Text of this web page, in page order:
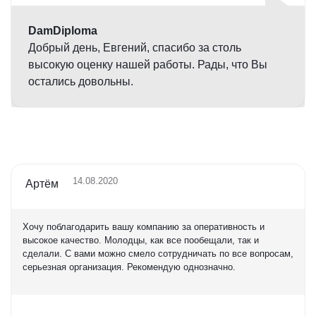
DamDiploma
Добрый день, Евгений, спасибо за столь
высокую оценку нашей работы. Рады, что Вы
остались довольны.
Артём 14.08.2020
Хочу поблагодарить вашу компанию за оперативность и
высокое качество. Молодцы, как все пообещали, так и
сделали. С вами можно смело сотрудничать по все вопросам,
серьезная организация. Рекомендую однозначно.